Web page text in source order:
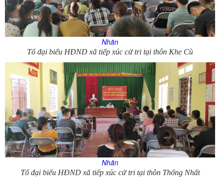
Nhãn
Tổ đại biểu HĐND xã tiếp xúc cử tri tại thôn Khe Cù
Nhãn
Tổ đại biểu HĐND xã tiếp xúc cử tri tại thôn Thống Nhất